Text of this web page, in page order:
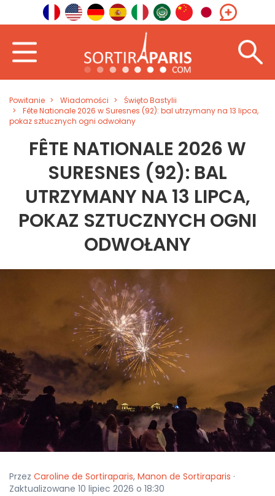
Powitanie Wiadomości
Święto Bastylii
Fête Nationale 2026 w Suresnes (92): bal utrzymany na 13 lipca,
pokaz sztucznych ogni odwołany
FÊTE NATIONALE 2026 W
SURESNES (92): BAL
UTRZYMANY NA 13 LIPCA,
POKAZ SZTUCZNYCH OGNI
ODWOŁANY
Przez Caroline de Sortiraparis, Manon de Sortiraparis ·
Zaktualizowane 10 lipiec 2026 o 18:30